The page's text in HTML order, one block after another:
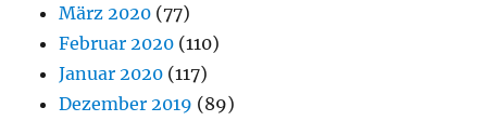
März 2020 (77)
Februar 2020 (110)
Januar 2020 (117)
Dezember 2019 (89)